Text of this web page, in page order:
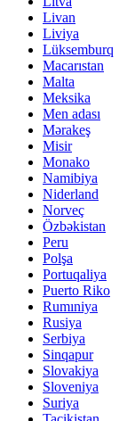
Livan
Liviya
Lüksemburq
Macarıstan
Malta
Meksika
Men adası
Mərakeş
Misir
Monako
Namibiya
Niderland
Norveç
Özbəkistan
Peru
Polşa
Portuqaliya
Puerto Riko
Rumıniya
Rusiya
Serbiya
Sinqapur
Slovakiya
Sloveniya
Suriya